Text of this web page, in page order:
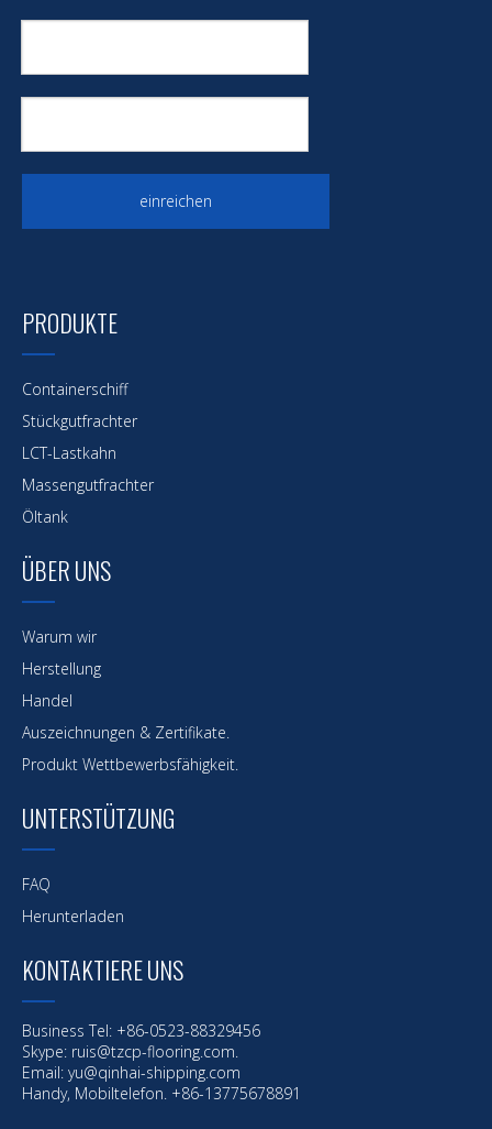
einreichen
PRODUKTE
Containerschiff
Stückgutfrachter
LCT-Lastkahn
Massengutfrachter
Öltank
ÜBER UNS
Warum wir
Herstellung
Handel
Auszeichnungen & Zertifikate.
Produkt Wettbewerbsfähigkeit.
UNTERSTÜTZUNG
FAQ
Herunterladen
KONTAKTIERE UNS
Business Tel: +86-0523-88329456
Skype: ruis@tzcp-flooring.com.
Email: yu@qinhai-shipping.com
Handy, Mobiltelefon. +86-13775678891